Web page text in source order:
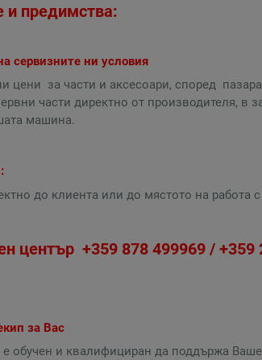
и предимства:
сервизните ни условия
цени за части и аксесоари, според
части директно от производителя, в
машина.
до клиента или до мястото на работа
център +359 878 499969 / +359
за Ваc
обучен и квалифициран да поддържа